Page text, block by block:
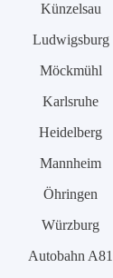
Künzelsau
Ludwigsburg
Möckmühl
Karlsruhe
Heidelberg
Mannheim
Öhringen
Würzburg
Autobahn A81